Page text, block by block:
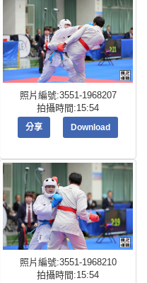
照片編號:3551-1968207
拍攝時間:15:54
分享 Download
照片編號:3551-1968210
拍攝時間:15:54